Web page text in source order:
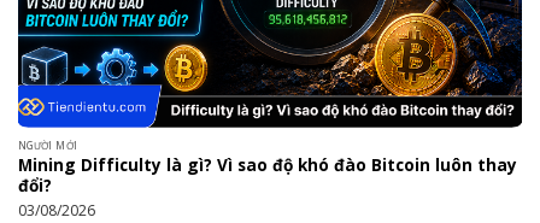
NGƯỜI MỚI
Mining Difficulty là gì? Vì sao độ khó đào Bitcoin luôn thay
đổi?
03/08/2026